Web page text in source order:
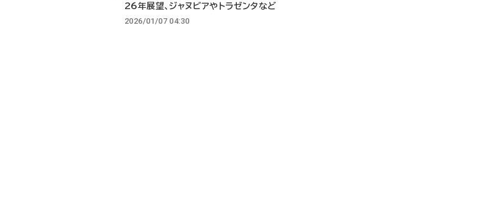
26年展望、ジャヌビアやトラゼンタなど
2026/01/07 04:30